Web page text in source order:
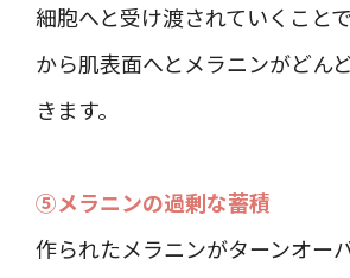
細胞へと受け渡されていくこと
から肌表面へとメラニンがどん
きます。
⑤メラニンの過剰な蓄積
作られたメラニンがターンオー